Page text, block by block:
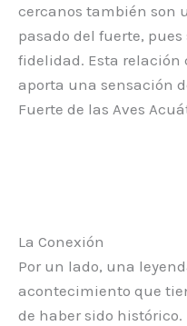
cercanos también son
pasado del fuerte,
fidelidad. Esta
aporta una sensación
Fuerte de las Aves
La Conexión
Por un lado, una
acontecimiento que
de haber sido histórico.